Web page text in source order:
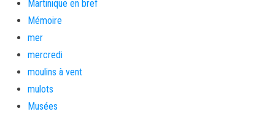
Martinique en bref
Mémoire
mer
mercredi
moulins à vent
mulots
Musées